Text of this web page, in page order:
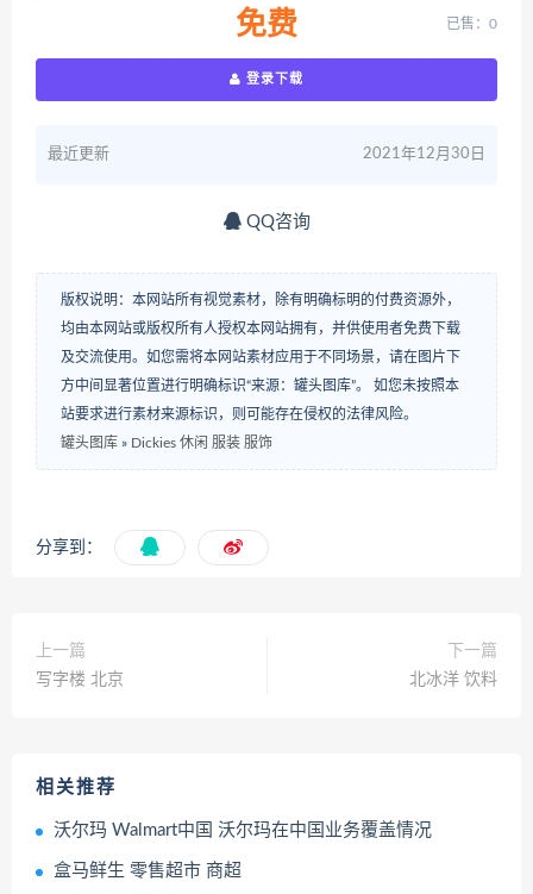
免费 已售：0
登录下载
最近更新 2021年12月30日
QQ咨询
版权说明：本网站所有视觉素材，除有明确标明的付费资源外，
均由本网站或版权所有人授权本网站拥有，并供使用者免费下载
及交流使用。如您需将本网站素材应用于不同场景，请在图片下
方中间显著位置进行明确标识“来源：罐头图库”。 如您未按照本
站要求进行素材来源标识，则可能存在侵权的法律风险。
罐头图库 » Dickies 休闲 服装 服饰
分享到：
上一篇
写字楼 北京
下一篇
北冰洋 饮料
相关推荐
沃尔玛 Walmart中国 沃尔玛在中国业务覆盖情况
盒马鲜生 零售超市 商超